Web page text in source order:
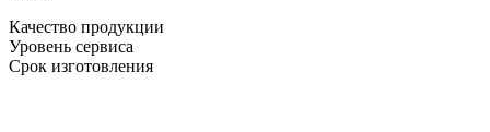
Качество продукции
Уровень сервиса
Срок изготовления